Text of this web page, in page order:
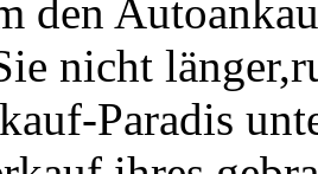
den
nicht
Paradis